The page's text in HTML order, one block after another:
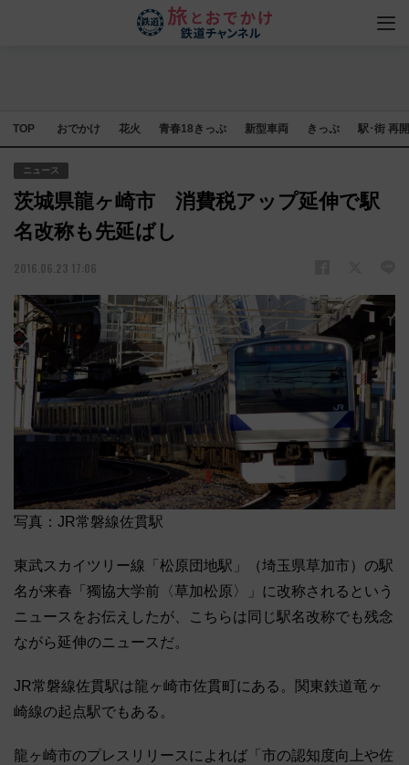
TOP おでかけ 花火 青春18きっぷ 新型車両 きっぷ 駅･街 再
ニュース
茨城県龍ヶ崎市 消費税アップ延伸で駅
名改称も先延ばし
2016.06.23 17:06
写真：JR常磐線佐貫駅
東武スカイツリー線「松原団地駅」（埼玉県草加市）の駅
名が来春「獨協大学前〈草加松原〉」に改称されるという
ニュースをお伝えしたが、こちらは同じ駅名改称でも残念
ながら延伸のニュースだ。
JR常磐線佐貫駅は龍ヶ崎市佐貫町にある。関東鉄道竜ヶ
崎線の起点駅でもある。
龍ヶ崎市のプレスリリースによれば「市の認知度向上や佐